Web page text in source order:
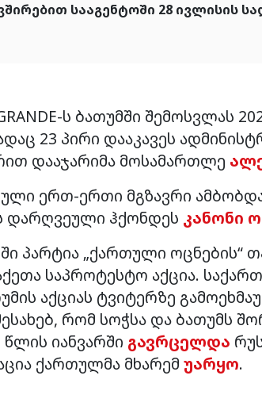
სააგენტოში 28 ივლისის
ს ბათუმში შემოსვლას
23 პირი დააკავეს
დააჯარიმა მოსამართლე
ერთ-ერთი მგზავრი
დარღვეული ჰქონდეს კანონი
პარტია „ქართული ოცნების“
საპროტესტო აქცია.
აქციას ტვიტერზე
რომ სოჭსა და ბათუმს
იანვარში გავრცელდა
ქართულმა მხარემ უარყო.